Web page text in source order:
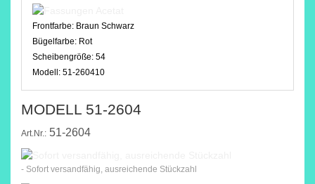
Frontfarbe: Braun Schwarz
Bügelfarbe: Rot
Scheibengröße: 54
Modell: 51-260410
MODELL 51-2604
Art.Nr.: 51-2604
- Sofort versandfähig, ausreichende Stückzahl